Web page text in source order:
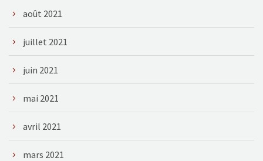
août 2021
juillet 2021
juin 2021
mai 2021
avril 2021
mars 2021